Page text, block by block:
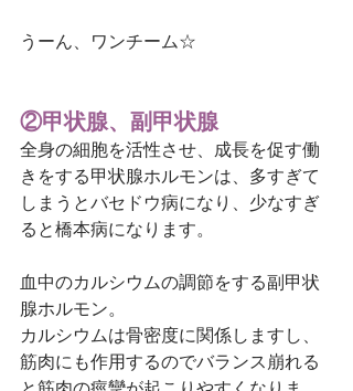
うーん、ワンチーム☆
②甲状腺、副甲状腺
全身の細胞を活性させ、成長を促す働
きをする甲状腺ホルモンは、多すぎて
しまうとバセドウ病になり、少なすぎ
ると橋本病になります。
血中のカルシウムの調節をする副甲状
腺ホルモン。
カルシウムは骨密度に関係しますし、
筋肉にも作用するのでバランス崩れる